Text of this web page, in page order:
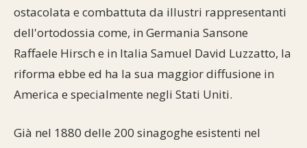
ostacolata e combattuta da illustri rappresentanti
dell'ortodossia come, in Germania Sansone
Raffaele Hirsch e in Italia Samuel David Luzzatto, la
riforma ebbe ed ha la sua maggior diffusione in
America e specialmente negli Stati Uniti.
Già nel 1880 delle 200 sinagoghe esistenti nel